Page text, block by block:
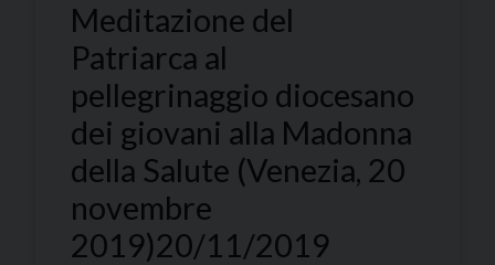
Meditazione del
Patriarca al
pellegrinaggio diocesano
dei giovani alla Madonna
della Salute (Venezia, 20
novembre
2019)20/11/2019